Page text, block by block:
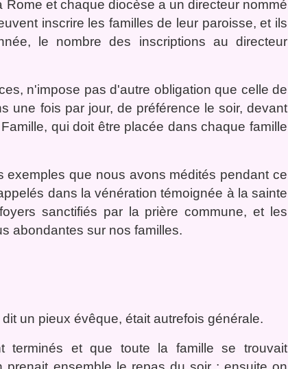
et chaque diocèse a un directeur nommé
inscrire les familles de leur paroisse, et ils
le nombre des inscriptions au directeur
n'impose pas d'autre obligation que celle de
une fois par jour, de préférence le soir, devant
qui doit être placée dans chaque famille
exemples que nous avons médités pendant ce
dans la vénération témoignée à la sainte
sanctifiés par la prière commune, et les
abondantes sur nos familles.
un pieux évêque, était autrefois générale.
terminés et que toute la famille se trouvait